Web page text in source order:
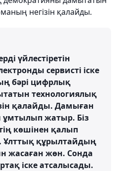
негізін қалайды.
үйлестіретін
сервисті іске
бәрі цифрлық
технологиялық
қалайды. Дамыған
ұмтылып жатыр. Біз
көшінен қалып
құрылтайдың
жасаған жөн. Сонда
іске атсалысады.